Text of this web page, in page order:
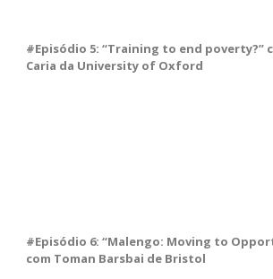
#Episódio 5: “Training to end poverty?”
Caria da University of Oxford
#Episódio 6: “Malengo: Moving to
com Toman Barsbai de Bristol